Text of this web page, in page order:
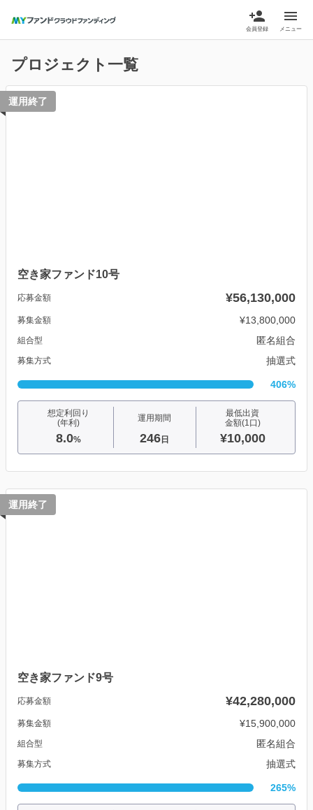
person_add
会員登録
menu
メニュー
プロジェクト一覧
運用終了
空き家ファンド10号
応募金額 ¥56,130,000
募集金額 ¥13,800,000
組合型 匿名組合
募集方式 抽選式
406%
想定利回り
(年利)
8.0%
運用期間
246日
最低出資
金額(1口)
¥10,000
運用終了
空き家ファンド9号
応募金額 ¥42,280,000
募集金額 ¥15,900,000
組合型 匿名組合
募集方式 抽選式
265%